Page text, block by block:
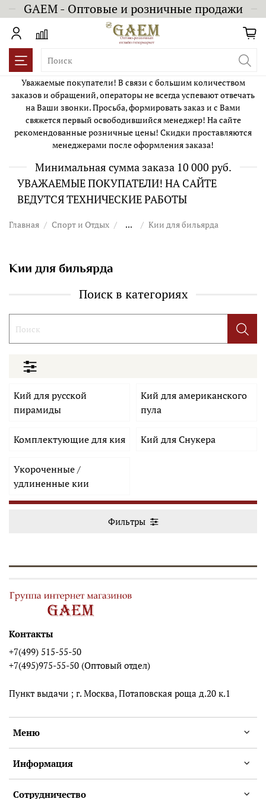
GAEM - Оптовые и розничные продажи
Уважаемые покупатели! В связи с большим количеством
заказов и обращений, операторы не всегда успевают отвечать
на Ваши звонки. Просьба, формировать заказ и с Вами
свяжется первый освободившийся менеджер! На сайте
рекомендованные розничные цены! Скидки проставляются
менеджерами после оформления заказа!
Минимальная сумма заказа 10 000 руб.
УВАЖАЕМЫЕ ПОКУПАТЕЛИ! НА САЙТЕ
ВЕДУТСЯ ТЕХНИЧЕСКИЕ РАБОТЫ
Главная Спорт и Отдых ... Кии для бильярда
Кии для бильярда
Поиск в категориях
Кий для русской
пирамиды
Кий для американского
пула
Комплектующие для кия Кий для Снукера
Укороченные /
удлиненные кии
Фильтры
Меню
Информация
Сотрудничество
Контакты
+7(499) 515-55-50
+7(495)975-55-50 (Оптовый отдел)
Пункт выдачи ; г. Москва, Потаповская роща д.20 к.1